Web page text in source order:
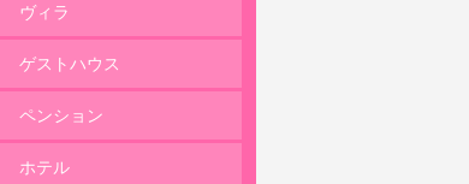
ヴィラ
ゲストハウス
ペンション
ホテル